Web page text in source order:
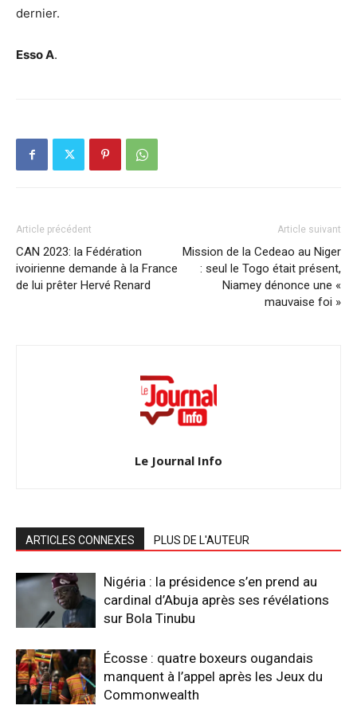
dernier.
Esso A.
Article précédent
CAN 2023: la Fédération
ivoirienne demande à la France
de lui prêter Hervé Renard
Article suivant
Mission de la Cedeao au Niger
: seul le Togo était présent,
Niamey dénonce une «
mauvaise foi »
Le Journal Info
ARTICLES CONNEXES PLUS DE L'AUTEUR
Nigéria : la présidence s’en prend au
cardinal d’Abuja après ses révélations
sur Bola Tinubu
Écosse : quatre boxeurs ougandais
manquent à l’appel après les Jeux du
Commonwealth